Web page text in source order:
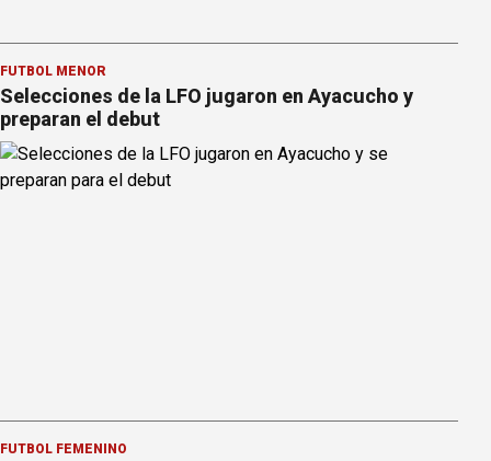
FÚTBOL MENOR
Selecciones de la LFO jugaron en Ayacucho y
preparan el debut
FÚTBOL FEMENINO